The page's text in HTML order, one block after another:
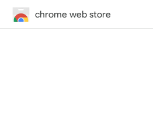
chrome web store